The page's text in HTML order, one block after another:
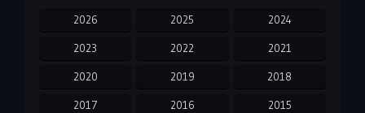
2026 2025 2024
2023 2022 2021
2020 2019 2018
2017 2016 2015